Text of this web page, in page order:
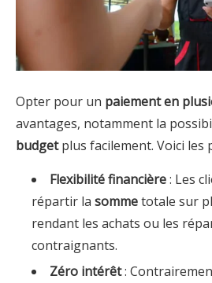
Opter pour un paiement en
avantages, notamment la
budgetplus facilement. Voici les
Flexibilité financière: Les
répartir la sommetotale sur
rendant les achats ou les
contraignants.
Zéro intérêt: